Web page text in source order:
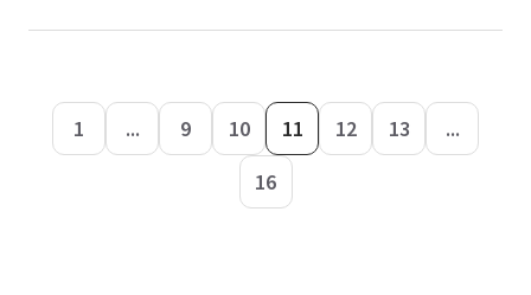
1 ... 9 10 11 12 13
...
16